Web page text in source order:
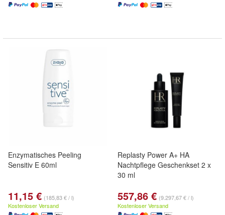
Enzymatisches Peeling
Sensitiv E 60ml
11,15 € (185,83 € / l)
Kostenloser Versand
Replasty Power A+ HA
Nachtpflege Geschenkset 2 x
30 ml
557,86 € (9.297,67 € / l)
Kostenloser Versand